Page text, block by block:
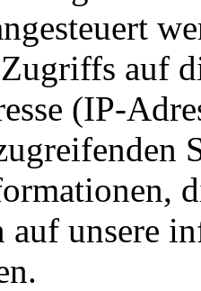
auf
(IP-
unsere